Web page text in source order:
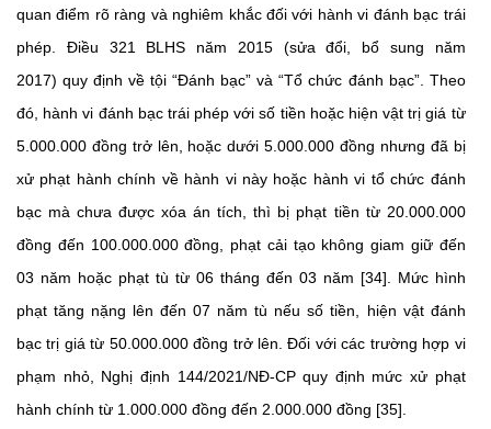
quan điểm rõ ràng và nghiêm khắc đối với hành vi đánh bạc trái
phép. Điều 321 BLHS năm 2015 (sửa đổi, bổ sung năm
2017) quy định về tội “Đánh bạc” và “Tổ chức đánh bạc”. Theo
đó, hành vi đánh bạc trái phép với số tiền hoặc hiện vật trị giá từ
5.000.000 đồng trở lên, hoặc dưới 5.000.000 đồng nhưng đã bị
xử phạt hành chính về hành vi này hoặc hành vi tổ chức đánh
bạc mà chưa được xóa án tích, thì bị phạt tiền từ 20.000.000
đồng đến 100.000.000 đồng, phạt cải tạo không giam giữ đến
03 năm hoặc phạt tù từ 06 tháng đến 03 năm [34]. Mức hình
phạt tăng nặng lên đến 07 năm tù nếu số tiền, hiện vật đánh
bạc trị giá từ 50.000.000 đồng trở lên. Đối với các trường hợp vi
phạm nhỏ, Nghị định 144/2021/NĐ-CP quy định mức xử phạt
hành chính từ 1.000.000 đồng đến 2.000.000 đồng [35].